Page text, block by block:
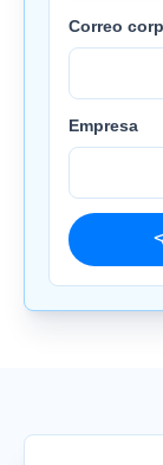
Correo
Empresa